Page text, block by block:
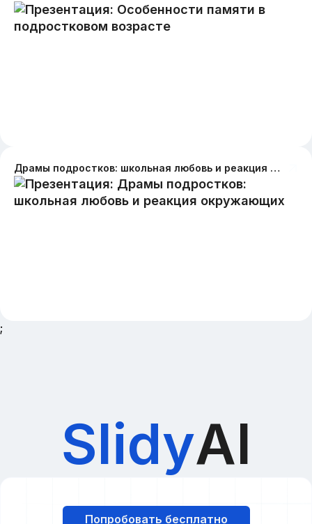
Драмы подростков: школьная любовь и реакция окружающих
;
SlidyAI
Попробовать бесплатно